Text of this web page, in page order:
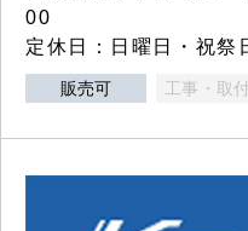
00
定休日：日曜日・祝祭
販売可 工事・取